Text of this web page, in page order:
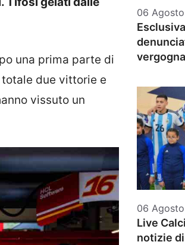
una prima parte di
due vittorie e
vissuto un
06
06
Live
notizie